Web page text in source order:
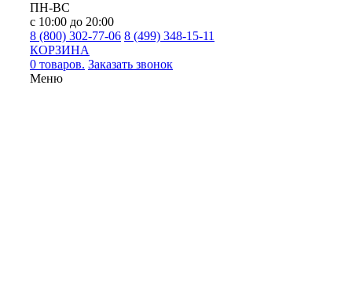
ПН-ВС
с 10:00 до 20:00
8 (800) 302-77-06 8 (499) 348-15-11
КОРЗИНА
0 товаров. Заказать звонок
Меню